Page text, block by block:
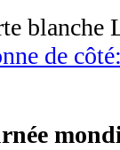
de